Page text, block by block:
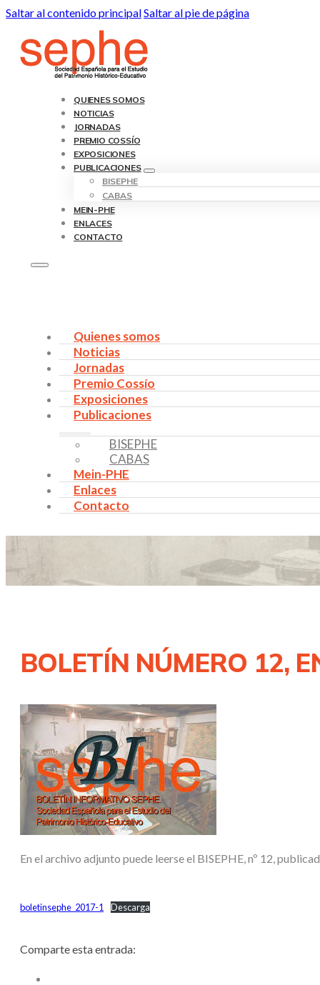
Saltar al contenido principalSaltar al pie de página
QUIENES SOMOS
NOTICIAS
JORNADAS
PREMIO COSSÍO
EXPOSICIONES
PUBLICACIONES
BISEPHE
CABAS
MEIN-PHE
ENLACES
CONTACTO
Quienes somos
Noticias
Jornadas
Premio Cossío
Exposiciones
Publicaciones
BISEPHE
CABAS
Mein-PHE
Enlaces
Contacto
BOLETÍN NÚMERO 12,
En el archivo adjunto puede leerse el BISEPHE, nº 12,
boletinsephe_2017-1 Descarga
Comparte esta entrada: